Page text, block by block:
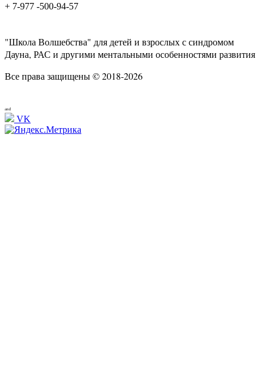
+ 7-977 -500-94-57
"Школа Волшебства" для детей и взрослых с синдромом
Дауна, РАС и другими ментальными особенностями развития
Все права защищены © 2018-2026
and
VK